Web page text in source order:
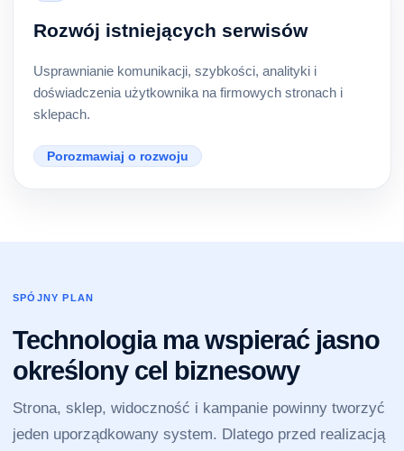
Rozwój istniejących serwisów
Usprawnianie komunikacji, szybkości, analityki i
doświadczenia użytkownika na firmowych stronach i
sklepach.
Porozmawiaj o rozwoju
SPÓJNY PLAN
Technologia ma wspierać jasno
określony cel biznesowy
Strona, sklep, widoczność i kampanie powinny tworzyć
jeden uporządkowany system. Dlatego przed realizacją